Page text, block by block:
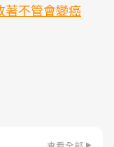
著不管會變癌